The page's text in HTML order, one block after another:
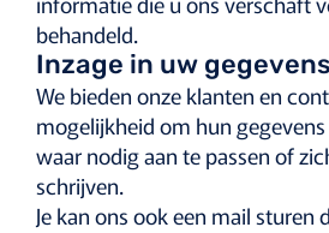
behandeld.
Inzage in uw gegevens
We bieden onze klanten en
mogelijkheid om hun
waar nodig aan te passen of
schrijven.
Je kan ons ook een mail sturen